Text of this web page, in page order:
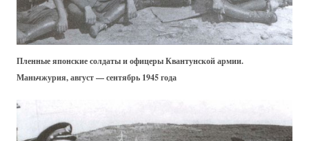
Пленные японские солдаты и офицеры Квантунской армии.
Маньчжурия, август — сентябрь 1945 года